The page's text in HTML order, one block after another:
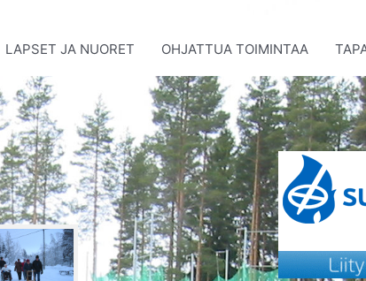
LAPSET JA NUORET OHJATTUA TOIMINTAA